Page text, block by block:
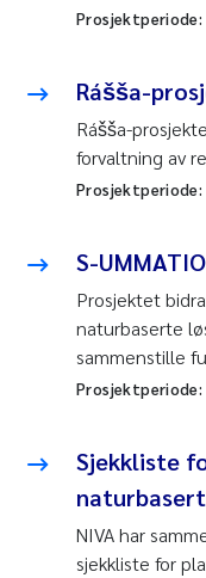
Prosjektperiode:
Rášša-
Rášša-
forvaltning av
Prosjektperiode:
S-
Prosjektet
naturbaserte
sammenstille
Prosjektperiode:
Sjekkliste
NIVA har
sjekkliste for